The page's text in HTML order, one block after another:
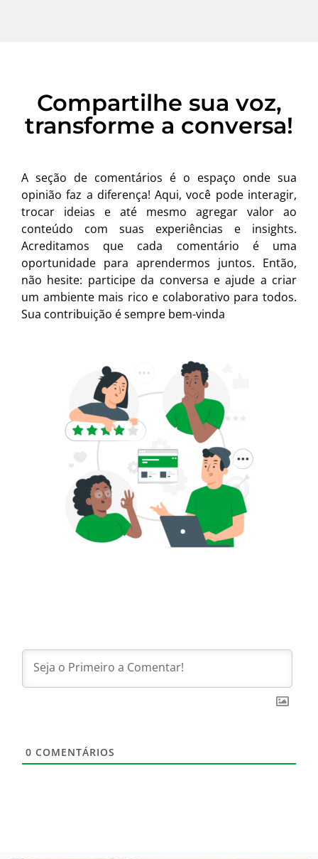
Compartilhe sua voz,
transforme a conversa!
A seção de comentários é o espaço onde sua
opinião faz a diferença! Aqui, você pode interagir,
trocar ideias e até mesmo agregar valor ao
conteúdo com suas experiências e insights.
Acreditamos que cada comentário é uma
oportunidade para aprendermos juntos. Então,
não hesite: participe da conversa e ajude a criar
um ambiente mais rico e colaborativo para todos.
Sua contribuição é sempre bem-vinda
0 COMENTÁRIOS